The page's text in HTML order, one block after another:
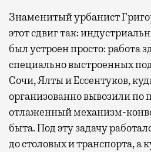
Знаменитый урбанист
этот сдвиг так:
был устроен просто: работа
специально выстроенных
Сочи, Ялты и Ессентуков,
организованно вывозили по
отлаженный механизм-
быта. Под эту задачу
до столовых и транспорта, а